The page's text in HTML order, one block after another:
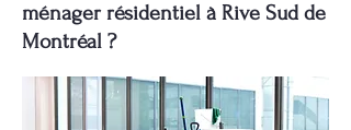
ménager résidentiel à Rive Sud de
Montréal ?